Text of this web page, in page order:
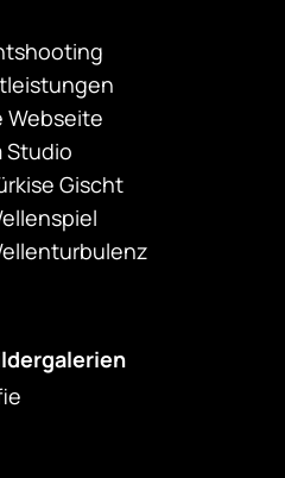
Webseite
Studio
Gischt